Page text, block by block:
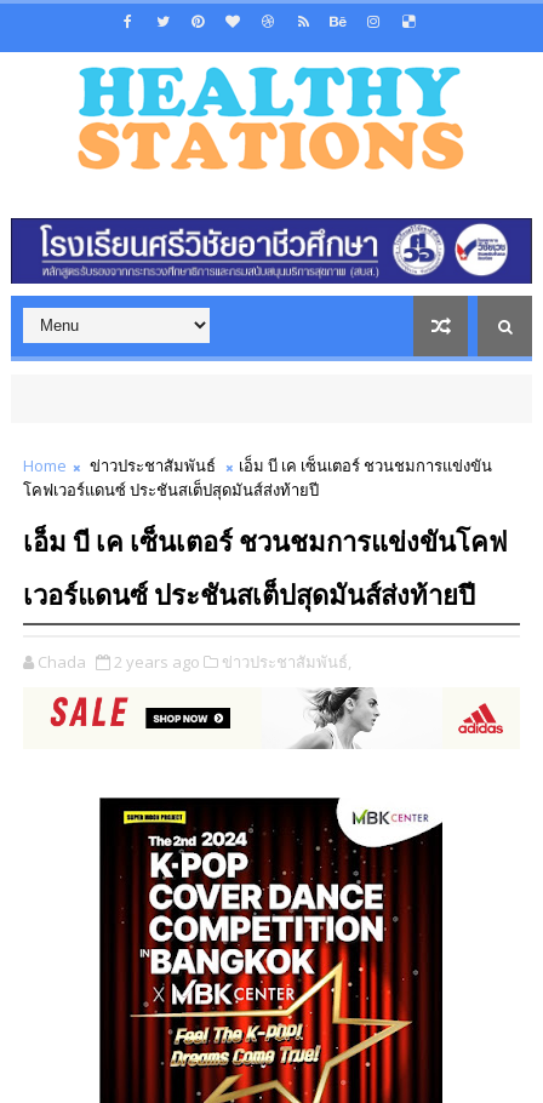
Home ข่าวประชาสัมพันธ์
เอ็ม บี เค เซ็นเตอร์ ชวนชมการแข่งขัน
โคฟเวอร์แดนซ์ ประชันสเต็ปสุดมันส์ส่งท้ายปี
เอ็ม บี เค เซ็นเตอร์ ชวนชมการแข่งขันโคฟ
เวอร์แดนซ์ ประชันสเต็ปสุดมันส์ส่งท้ายปี
Chada 2 years ago ข่าวประชาสัมพันธ์,